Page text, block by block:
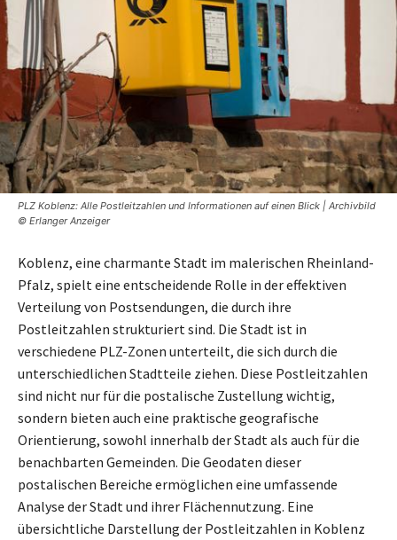
PLZ Koblenz: Alle Postleitzahlen und Informationen auf einen Blick | Archivbild
© Erlanger Anzeiger
Koblenz, eine charmante Stadt im malerischen Rheinland-
Pfalz, spielt eine entscheidende Rolle in der effektiven
Verteilung von Postsendungen, die durch ihre
Postleitzahlen strukturiert sind. Die Stadt ist in
verschiedene PLZ-Zonen unterteilt, die sich durch die
unterschiedlichen Stadtteile ziehen. Diese Postleitzahlen
sind nicht nur für die postalische Zustellung wichtig,
sondern bieten auch eine praktische geografische
Orientierung, sowohl innerhalb der Stadt als auch für die
benachbarten Gemeinden. Die Geodaten dieser
postalischen Bereiche ermöglichen eine umfassende
Analyse der Stadt und ihrer Flächennutzung. Eine
übersichtliche Darstellung der Postleitzahlen in Koblenz